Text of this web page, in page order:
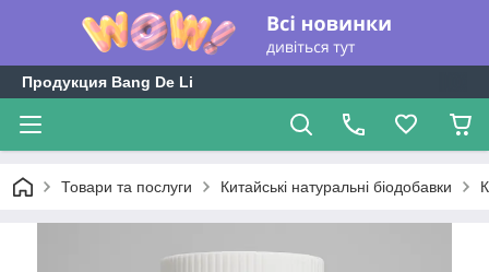
Продукция Bang De Li
Товари та послуги Китайські натуральні біодобавки